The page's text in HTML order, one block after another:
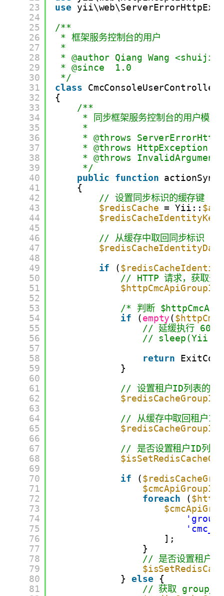
23
24
25
26
27
28
29
30
31
32
33
34
35
36
37
38
39
40
41
42
43
44
45
46
47
48
49
50
51
52
53
54
55
56
57
58
59
60
61
62
63
64
65
66
67
68
69
70
71
72
73
74
75
76
77
78
79
80
81
use
/**
* 框架服务控制台的用户
*
* @author Qiang Wang
* @since  1.0
*/
class
CmcConsoleUserController
{
/**
* 同步框架服务控制台的用户模
*
* @throws
* @throws HttpException 如
* @throws
*/
public
function
{
// 设置同步标识的缓存键
$redisCache = Yii:: $app
$redisCacheIdentityKey
// 从缓存中取回同步标识
$redisCacheIdentityData
if
(
// HTTP 请求，获取开
$httpCmcApiGroupIds
/* 判断
if
(empty(
// 延缓执行 60
//
return
}
// 设置租户ID列表的缓
// 从缓存中取回租户ID
// 是否设置租户ID列表
if
(
$cmcApiGroupIds
foreach
(
];
}
// 是否设置租户ID
} else
{
// 获取